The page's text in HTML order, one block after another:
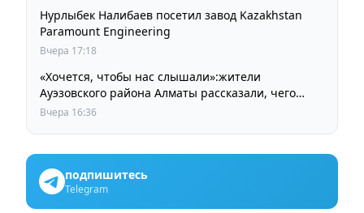
Нурлыбек Налибаев посетил завод Kazakhstan
Paramount Engineering
Вчера 17:18
«Хочется, чтобы нас слышали»:жители
Ауэзовского района Алматы рассказали, чего
ждут от выборов депутатов Курултая
Вчера 16:36
подпишитесь
Telegram